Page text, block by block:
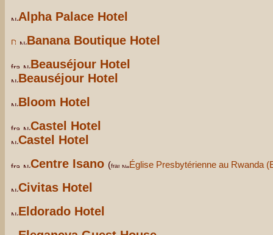
Alpha Palace Hotel
Banana Boutique Hotel
Beauséjour Hotel
Beauséjour Hotel
Bloom Hotel
Castel Hotel
Castel Hotel
Centre Isano ( Église Presbytérienne au Rwanda
Civitas Hotel
Eldorado Hotel